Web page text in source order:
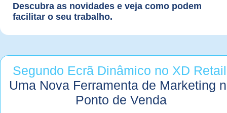
Descubra as novidades e veja como podem
facilitar o seu trabalho.
Segundo Ecrã Dinâmico no XD
Uma Nova Ferramenta de Marketing
Ponto de Venda